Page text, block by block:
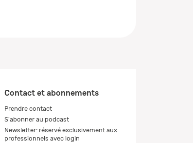
Contact et abonnements
Prendre contact
S'abonner au podcast
Newsletter: réservé exclusivement aux
professionnels avec login